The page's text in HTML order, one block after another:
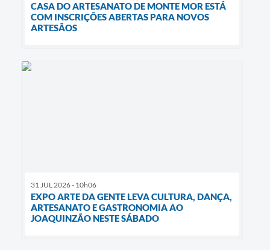
CASA DO ARTESANATO DE MONTE MOR ESTÁ
COM INSCRIÇÕES ABERTAS PARA NOVOS
ARTESÃOS
31 JUL 2026 - 10h06
EXPO ARTE DA GENTE LEVA CULTURA, DANÇA,
ARTESANATO E GASTRONOMIA AO
JOAQUINZÃO NESTE SÁBADO